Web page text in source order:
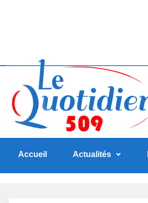
Accueil Actualités